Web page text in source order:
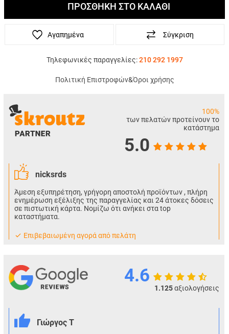
ΠΡΟΣΘΗΚΗ ΣΤΟ ΚΑΛΑΘΙ
Αγαπημένα Σύγκριση
Τηλεφωνικές παραγγελίες: 210 292 1997
Πολιτική Επιστροφών&Όροι χρήσης
100%
των πελατών προτείνουν το
κατάστημα
5.0
nicksrds
Άμεση εξυπηρέτηση, γρήγορη αποστολή προϊόντων , πλήρη
ενημέρωση εξέλιξης της παραγγελίας και 24 άτοκες δόσεις
σε πιστωτική κάρτα. Νομίζω ότι ανήκει στα top
καταστήματα.
Eπιβεβαιωμένη αγορά από πελάτη
4.6
1.125αξιολογήσεις
Γιώργος Τ